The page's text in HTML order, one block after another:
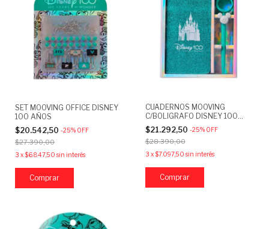
SET MOOVING OFFICE DISNEY
100 AÑOS
$20.542,50 -25% OFF
$27.390,00
3 x$6.847,50 sin interés
CUADERNOS MOOVING
C/BOLIGRAFO DISNEY 100
AÑOS
$21.292,50 -25% OFF
$28.390,00
3 x$7.097,50 sin interés